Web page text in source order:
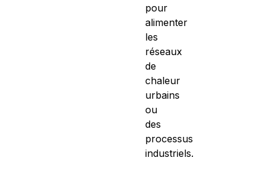
pour
alimenter
les
réseaux
de
chaleur
urbains
ou
des
processus
industriels.